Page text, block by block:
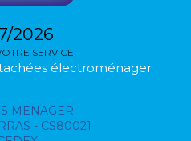
2026
SERVICE
électroménager
MENAGER
- CS80021